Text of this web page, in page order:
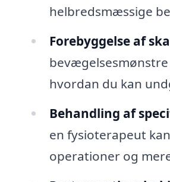
helbredsmæssige
Forebyggelse af
hvordan du kan
Behandling af
en fysioterapeut
operationer og